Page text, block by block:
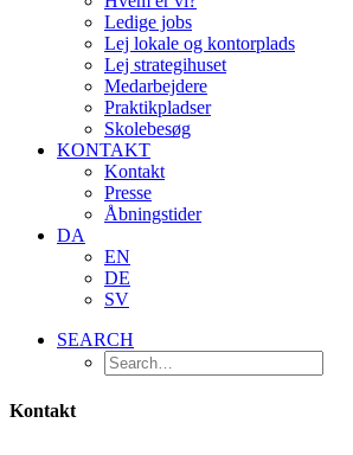
Ledige jobs
Lej lokale og kontorplads
Lej strategihuset
Medarbejdere
Praktikpladser
Skolebesøg
KONTAKT
Kontakt
Presse
Åbningstider
DA
EN
DE
SV
SEARCH
Kontakt